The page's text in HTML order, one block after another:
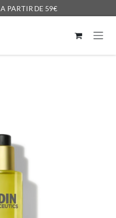
PARTIR DE 59€